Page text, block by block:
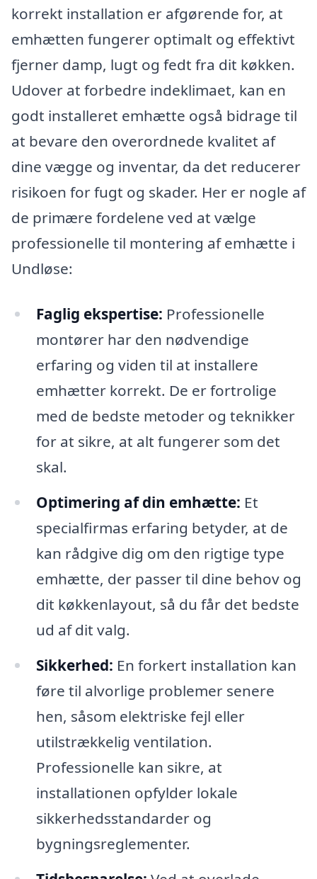
korrekt installation er afgørende for, at
emhætten fungerer optimalt og effektivt
fjerner damp, lugt og fedt fra dit køkken.
Udover at forbedre indeklimaet, kan en
godt installeret emhætte også bidrage til
at bevare den overordnede kvalitet af
dine vægge og inventar, da det reducerer
risikoen for fugt og skader. Her er nogle af
de primære fordelene ved at vælge
professionelle til montering af emhætte i
Undløse:
Faglig ekspertise: Professionelle
montører har den nødvendige
erfaring og viden til at installere
emhætter korrekt. De er fortrolige
med de bedste metoder og teknikker
for at sikre, at alt fungerer som det
skal.
Optimering af din emhætte: Et
specialfirmas erfaring betyder, at de
kan rådgive dig om den rigtige type
emhætte, der passer til dine behov og
dit køkkenlayout, så du får det bedste
ud af dit valg.
Sikkerhed: En forkert installation kan
føre til alvorlige problemer senere
hen, såsom elektriske fejl eller
utilstrækkelig ventilation.
Professionelle kan sikre, at
installationen opfylder lokale
sikkerhedsstandarder og
bygningsreglementer.